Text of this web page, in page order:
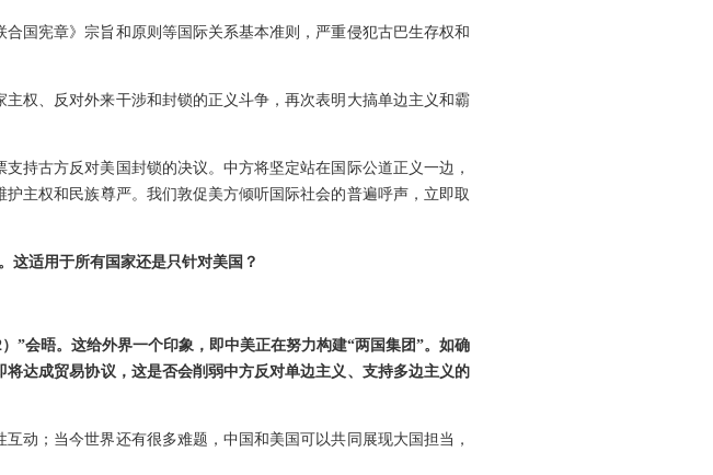
国宪章》宗旨和原则等国际关系基本准则，严重侵犯古巴生存权和
权、反对外来干涉和封锁的正义斗争，再次表明大搞单边主义和霸
持古方反对美国封锁的决议。中方将坚定站在国际公道正义一边，
主权和民族尊严。我们敦促美方倾听国际社会的普遍呼声，立即取
这适用于所有国家还是只针对美国？
”会晤。这给外界一个印象，即中美正在努力构建“两国集团”。如确
达成贸易协议，这是否会削弱中方反对单边主义、支持多边主义的
动；当今世界还有很多难题，中国和美国可以共同展现大国担当，